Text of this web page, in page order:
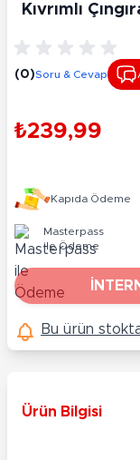
Kıvrımlı
(0)Soru & Cevap
₺239,99
Kapıda Ödeme
Masterpass
ile Ödeme
Bu ürün
Ürün Bilgisi